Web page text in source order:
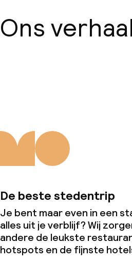
Ons verhaal
De beste stedentrip
Je bent maar even in een
alles uit je verblijf? Wij
andere de leukste
hotspots en de fijnste